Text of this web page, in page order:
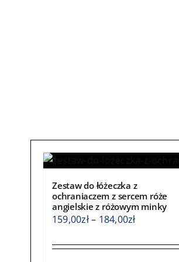
Zestaw do łóżeczka z
ochraniaczem z sercem róże
angielskie z różowym minky
159,00zł– 184,00złZakres
od